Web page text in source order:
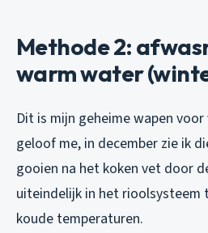
Methode 2:
warm water
Dit is mijn geheime wapen
geloof me, in december zie ik
gooien na het koken vet door
uiteindelijk in het rioolsysteem
koude temperaturen.